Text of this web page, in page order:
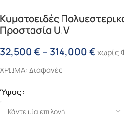
Κυματοειδές
Προστασία U.V
32,500€ – 314,000€ χωρίς
ΧΡΩΜΑ: Διαφανές
Ύψος